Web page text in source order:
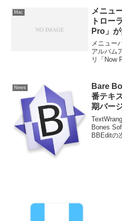
X El
Mac
メニュ
トロー
Pro」が
メニュー
アルバム
リ「Now
News
Bare
番テキ
期バー
リリー
Bones
BBEditの